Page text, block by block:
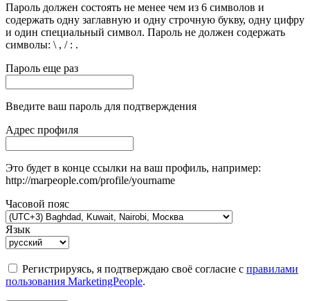
Пароль должен состоять не менее чем из 6 символов и
содержать одну заглавную и одну строчную букву, одну цифру
и один специальный символ. Пароль не должен содержать
символы: \ , / : .
Пароль еще раз
Введите ваш пароль для подтверждения
Адрес профиля
Это будет в конце ссылки на ваш профиль, например:
http://marpeople.com/profile/yourname
Часовой пояс
Язык
Регистрируясь, я подтверждаю своё согласие с правилами
пользования MarketingPeople.